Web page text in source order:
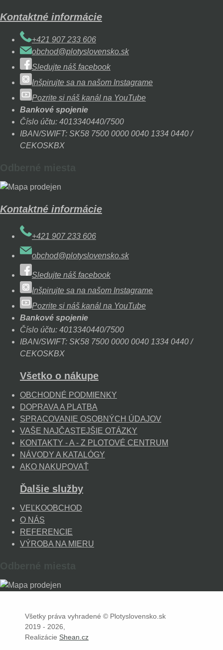
Kontaktné informácie
+421 907 233 606
obchod@plotyslovensko.sk
Sledujte náš facebook
Inšpirujte sa na našom Instagrame
Pozrite si náš kanál na YouTube
Bankové spojenie
Číslo účtu: 4013340440/7500
IBAN/SWIFT: SK58 7500 0000 0040 1334 0440 /
CEKOSKBX
Kontaktné informácie
+421 907 233 606
obchod@plotyslovensko.sk
Sledujte náš facebook
Inšpirujte sa na našom Instagrame
Pozrite si náš kanál na YouTube
Bankové spojenie
Číslo účtu: 4013340440/7500
IBAN/SWIFT: SK58 7500 0000 0040 1334 0440 /
CEKOSKBX
Všetko o nákupe
OBCHODNÉ PODMIENKY
DOPRAVA A PLATBA
SPRACOVANIE OSOBNÝCH ÚDAJOV
VAŠE NAJČASTEJŠIE OTÁZKY
KONTAKTY - A - Z PLOTOVÉ CENTRUM
NÁVODY A KATALÓGY
AKO NAKUPOVAŤ
Ďalšie služby
VEĽKOOBCHOD
O NÁS
REFERENCIE
VÝROBA NA MIERU
Všetky práva vyhradené © Plotyslovensko.sk
2019 - 2026,
Realizácie Shean.cz